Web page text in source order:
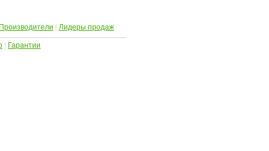
Производители Лидеры продаж
Гарантии